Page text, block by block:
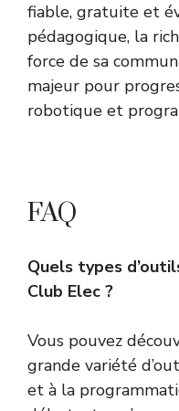
fiable, gratuite et
pédagogique, la
force de sa
majeur pour
robotique et
FAQ
Quels types
Club Elec ?
Vous pouvez
grande variété
et à la